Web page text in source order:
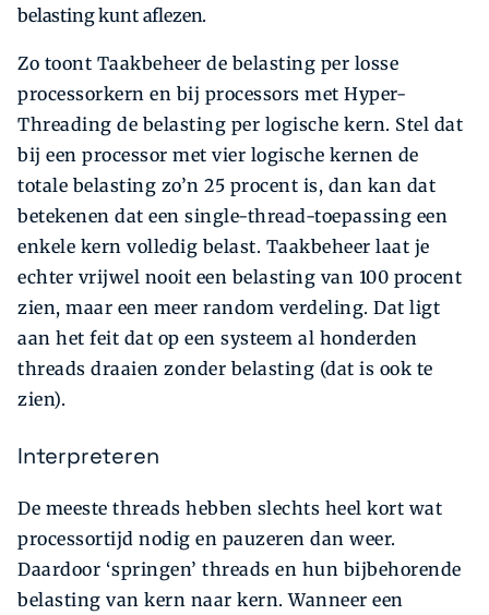
belasting kunt aflezen.
Zo toont Taakbeheer de belasting per losse
processorkern en bij processors met Hyper-
Threading de belasting per logische kern. Stel dat
bij een processor met vier logische kernen de
totale belasting zo’n 25 procent is, dan kan dat
betekenen dat een single-thread-toepassing een
enkele kern volledig belast. Taakbeheer laat je
echter vrijwel nooit een belasting van 100 procent
zien, maar een meer random verdeling. Dat ligt
aan het feit dat op een systeem al honderden
threads draaien zonder belasting (dat is ook te
zien).
Interpreteren
De meeste threads hebben slechts heel kort wat
processortijd nodig en pauzeren dan weer.
Daardoor ‘springen’ threads en hun bijbehorende
belasting van kern naar kern. Wanneer een